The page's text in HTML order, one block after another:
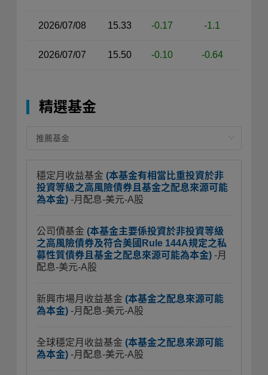
2026/07/08 15.33 -0.17 -1.1
2026/07/07 15.50 -0.10 -0.64
精選基金
穩定月收益基金 (本基金有相當比重投資於非
投資等級之高風險債券且基金之配息來源可能
為本金) -月配息-美元-A股
公司債基金 (本基金主要係投資於非投資等級
之高風險債券及符合美國Rule 144A規定之私
募性質債券且基金之配息來源可能為本金) -月
配息-美元-A股
新興市場月收益基金 (本基金之配息來源可能
為本金) -月配息-美元-A股
全球穩定月收益基金 (本基金之配息來源可能
為本金) -月配息-美元-A股